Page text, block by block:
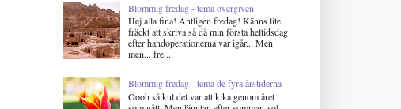
Blommig fredag - tema övergiven
Hej alla fina! Äntligen fredag! Känns lite
fräckt att skriva så då min första heltidsdag
efter handoperationerna var igår... Men
men... fre...
Blommig fredag - tema de fyra årstiderna
Oooh så kul det var att kika genom året